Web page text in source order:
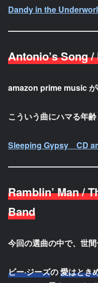
Dandy in the
Antonio’s Song
amazon prime music が
こういう曲にハマる年
Sleeping Gypsy CD
Ramblin’ Man /
Band
今回の選曲の中で、世
ビー·ジーズの愛はとき